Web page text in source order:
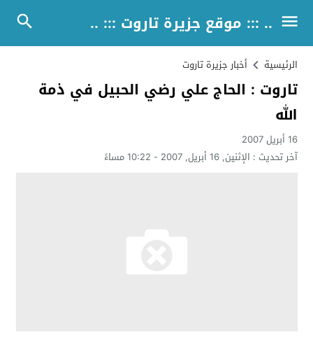
.. ::: موقع جزيرة تاروت ::: ..
الرئيسية أخبار جزيرة تاروت
تاروت : الحاج علي رضي الحبيل في ذمة
الله
16 أبريل 2007
آخر تحديث : الإثنين, 16 أبريل, 2007 - 10:22 مساءً